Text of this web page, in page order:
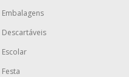
Embalagens
Descartáveis
Escolar
Festa